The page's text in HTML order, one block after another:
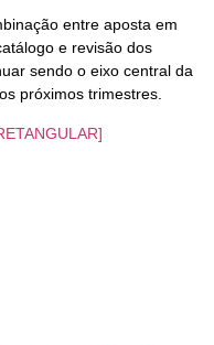
entre aposta em
e revisão dos
sendo o eixo central da
próximos trimestres.